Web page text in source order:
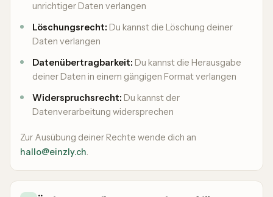
unrichtiger Daten verlangen
Löschungsrecht: Du kannst die Löschung deiner
Daten verlangen
Datenübertragbarkeit: Du kannst die Herausgabe
deiner Daten in einem gängigen Format verlangen
Widerspruchsrecht: Du kannst der
Datenverarbeitung widersprechen
Zur Ausübung deiner Rechte wende dich an
hallo@einzly.ch.